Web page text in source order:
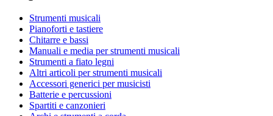
Strumenti musicali
Pianoforti e tastiere
Chitarre e bassi
Manuali e media per strumenti musicali
Strumenti a fiato legni
Altri articoli per strumenti musicali
Accessori generici per musicisti
Batterie e percussioni
Spartiti e canzonieri